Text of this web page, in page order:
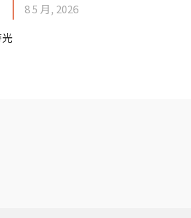
8 5 月, 2026
光